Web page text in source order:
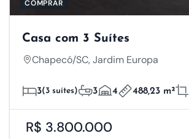
COMPRAR
Casa com 3 Suítes
Chapecó/SC, Jardim Europa
3(3 suítes) 3 4 488,23 m²
R$ 3.800.000